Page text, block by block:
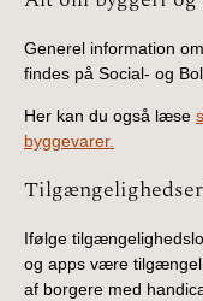
Generel information
findes på Social- og
Her kan du også læse
byggevarer.
Ifølge
og apps være
af borgere med